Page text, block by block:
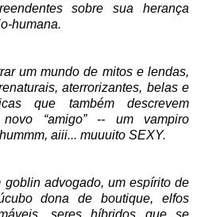
sobre sua herança
humana.
um mundo de mitos e lendas,
aterrorizantes, belas e
que também descrevem
“amigo” -- um vampiro
aiii... muuuito SEXY.
advogado, um espírito de
dona de boutique, elfos
seres híbridos que se